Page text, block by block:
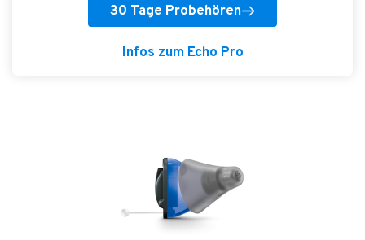
30 Tage Probehören
Infos zum Echo Pro